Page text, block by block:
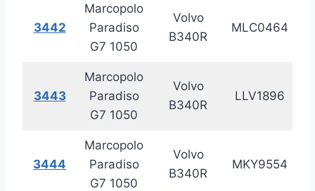
3442
Marcopolo
Paradiso
G7 1050
Volvo
B340R
MLC0464
3443
Marcopolo
Paradiso
G7 1050
Volvo
B340R
LLV1896
3444
Marcopolo
Paradiso
G7 1050
Volvo
B340R
MKY9554